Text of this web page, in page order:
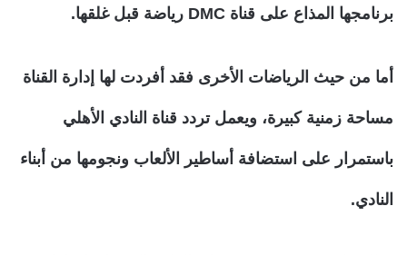
برنامجها المذاع على قناة DMC رياضة قبل غلقها.
أما من حيث الرياضات الأخرى فقد أفردت لها إدارة القناة
مساحة زمنية كبيرة، ويعمل تردد قناة النادي الأهلي
باستمرار على استضافة أساطير الألعاب ونجومها من أبناء
النادي.